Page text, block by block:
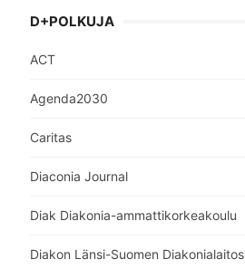
D+POLKUJA
ACT
Agenda2030
Caritas
Diaconia Journal
Diak Diakonia-ammattikorkeakoulu
Diakon Länsi-Suomen Diakonialaitos